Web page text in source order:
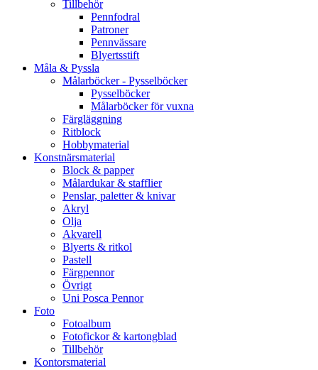
Tillbehör
Pennfodral
Patroner
Pennvässare
Blyertsstift
Måla & Pyssla
Målarböcker - Pysselböcker
Pysselböcker
Målarböcker för vuxna
Färgläggning
Ritblock
Hobbymaterial
Konstnärsmaterial
Block & papper
Målardukar & stafflier
Penslar, paletter & knivar
Akryl
Olja
Akvarell
Blyerts & ritkol
Pastell
Färgpennor
Övrigt
Uni Posca Pennor
Foto
Fotoalbum
Fotofickor & kartongblad
Tillbehör
Kontorsmaterial